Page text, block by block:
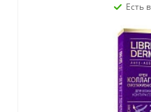
Есть